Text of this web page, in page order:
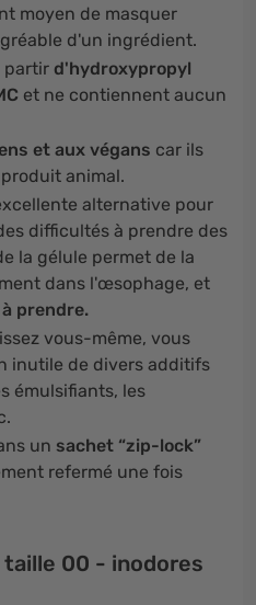
moyen de masquer
d'un ingrédient.
partir d'hydroxypropyl
et ne contiennent aucun
et aux végans car ils
animal.
alternative pour
difficultés à prendre des
la gélule permet de la
dans l'œsophage, et
prendre.
vous-même, vous
inutile de divers additifs
émulsifiants, les
un sachet “zip-lock”
refermé une fois
taille 00 - inodores